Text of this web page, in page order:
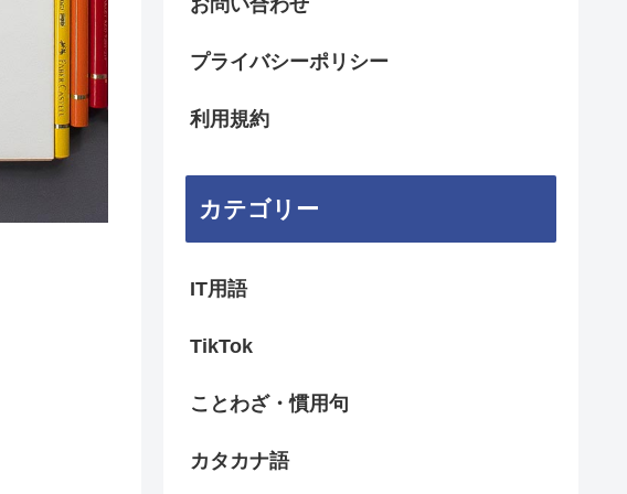
プライバシーポリシー
利用規約
カテゴリー
IT用語
TikTok
ことわざ・慣用句
カタカナ語